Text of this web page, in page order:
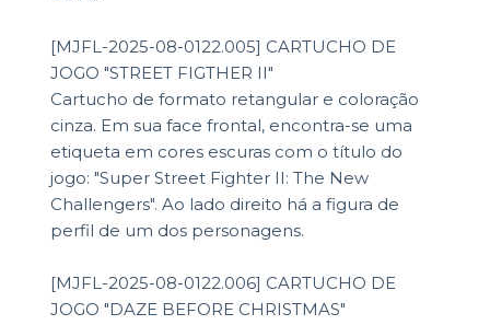
[MJFL-2025-08-0122.005] CARTUCHO DE
JOGO "STREET FIGTHER II"
Cartucho de formato retangular e coloração
cinza. Em sua face frontal, encontra-se uma
etiqueta em cores escuras com o título do
jogo: "Super Street Fighter II: The New
Challengers". Ao lado direito há a figura de
perfil de um dos personagens.
[MJFL-2025-08-0122.006] CARTUCHO DE
JOGO "DAZE BEFORE CHRISTMAS"